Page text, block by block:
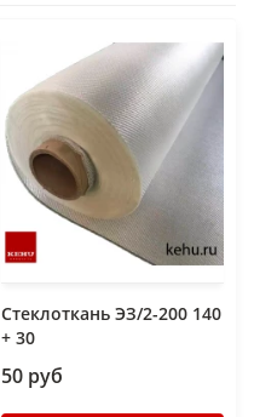
Стеклоткань ЭЗ/2-200 140
+ 30
50 руб